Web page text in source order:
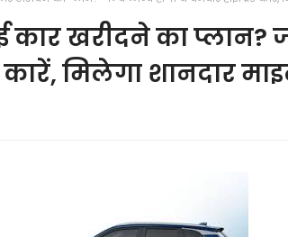
कार खरीदने का प्लान?
कारें, मिलेगा शानदार